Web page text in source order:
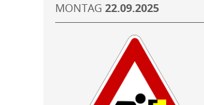
MONTAG 22.09.2025